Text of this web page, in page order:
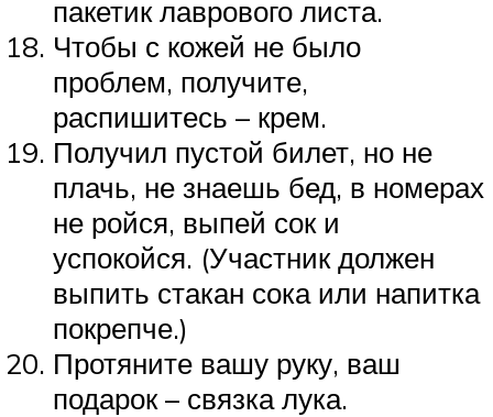
пакетик лаврового листа.
Чтобы с кожей не было
проблем, получите,
распишитесь – крем.
Получил пустой билет, но не
плачь, не знаешь бед, в номерах
не ройся, выпей сок и
успокойся. (Участник должен
выпить стакан сока или напитка
покрепче.)
Протяните вашу руку, ваш
подарок – связка лука.